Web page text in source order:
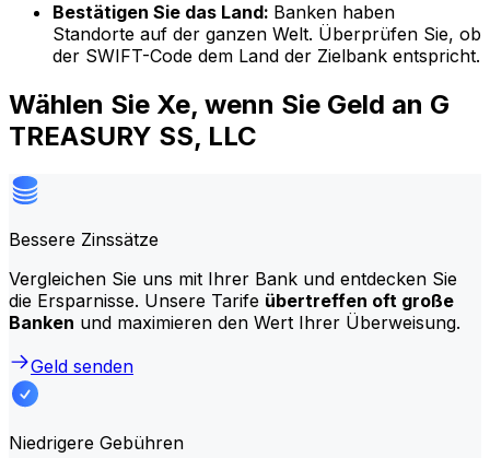
Bestätigen Sie das Land: Banken haben
Standorte auf der ganzen Welt. Überprüfen Sie, ob
der SWIFT-Code dem Land der Zielbank entspricht.
Wählen Sie Xe, wenn Sie Geld an G
TREASURY SS, LLC
Bessere Zinssätze
Vergleichen Sie uns mit Ihrer Bank und entdecken Sie
die Ersparnisse. Unsere Tarife übertreffen oft große
Banken und maximieren den Wert Ihrer Überweisung.
Geld senden
Niedrigere Gebühren